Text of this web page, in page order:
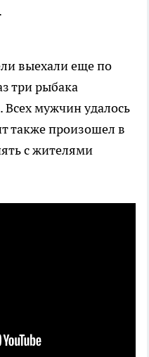
выехали еще по
три рыбака
Всех мужчин удалось
также произошел в
с жителями